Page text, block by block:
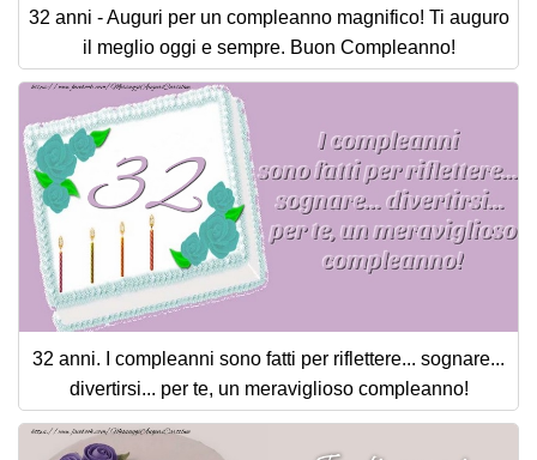
32 anni - Auguri per un compleanno magnifico! Ti auguro
il meglio oggi e sempre. Buon Compleanno!
32 anni. I compleanni sono fatti per riflettere... sognare...
divertirsi... per te, un meraviglioso compleanno!